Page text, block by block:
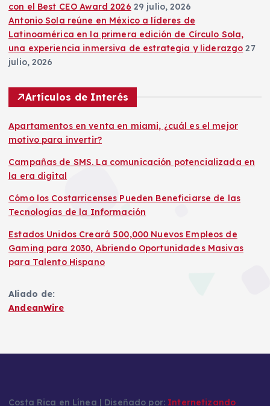
con el Best CEO Award 2026 29 julio, 2026
Antonio Sola reúne en México a líderes de
Latinoamérica en la primera edición de Círculo Sola,
una experiencia inmersiva de estrategia y liderazgo 27
julio, 2026
Artículos de Interés
Apartamentos en venta en miami, ¿cuál es el mejor
motivo para invertir?
Campañas de SMS. La comunicación potencializada en
la era digital
Cómo los Costarricenses Pueden Beneficiarse de las
Tecnologías de la Información
Estados Unidos Creará 500,000 Nuevos Empleos de
Gaming para 2030, Abriendo Oportunidades Masivas
para Talento Hispano
Aliado de:
AndeanWire
Costa Rica en Línea | Diseñado por: Internetizando